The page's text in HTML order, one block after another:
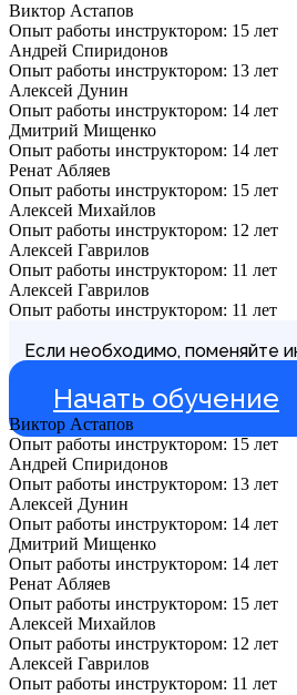
Виктор Астапов
Опыт работы инструктором: 15 лет
Андрей Спиридонов
Опыт работы инструктором: 13 лет
Алексей Дунин
Опыт работы инструктором: 14 лет
Дмитрий Мищенко
Опыт работы инструктором: 14 лет
Ренат Абляев
Опыт работы инструктором: 15 лет
Алексей Михайлов
Опыт работы инструктором: 12 лет
Алексей Гаврилов
Опыт работы инструктором: 11 лет
Алексей Гаврилов
Опыт работы инструктором: 11 лет
Если необходимо, поменяйте
время в течение
Начать обучение
Виктор Астапов
Опыт работы инструктором: 15 лет
Андрей Спиридонов
Опыт работы инструктором: 13 лет
Алексей Дунин
Опыт работы инструктором: 14 лет
Дмитрий Мищенко
Опыт работы инструктором: 14 лет
Ренат Абляев
Опыт работы инструктором: 15 лет
Алексей Михайлов
Опыт работы инструктором: 12 лет
Алексей Гаврилов
Опыт работы инструктором: 11 лет